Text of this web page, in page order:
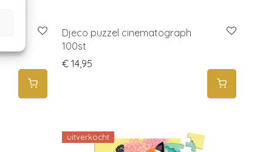
Djeco puzzel cinematograph
100st
€ 14,95
uitverkocht